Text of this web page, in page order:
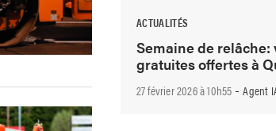
ACTUALITÉS
Semaine de
gratuites offertes à
27 février 2026 à 10h55 -Agent